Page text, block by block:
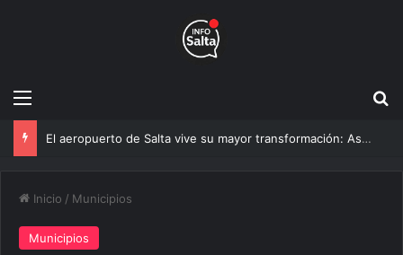
Menú
La Catedral recupera su esplendor: así será la nueva iluminación que sorprenderá a los peregrinos en el Milagro
Inicio / Municipios
Municipios